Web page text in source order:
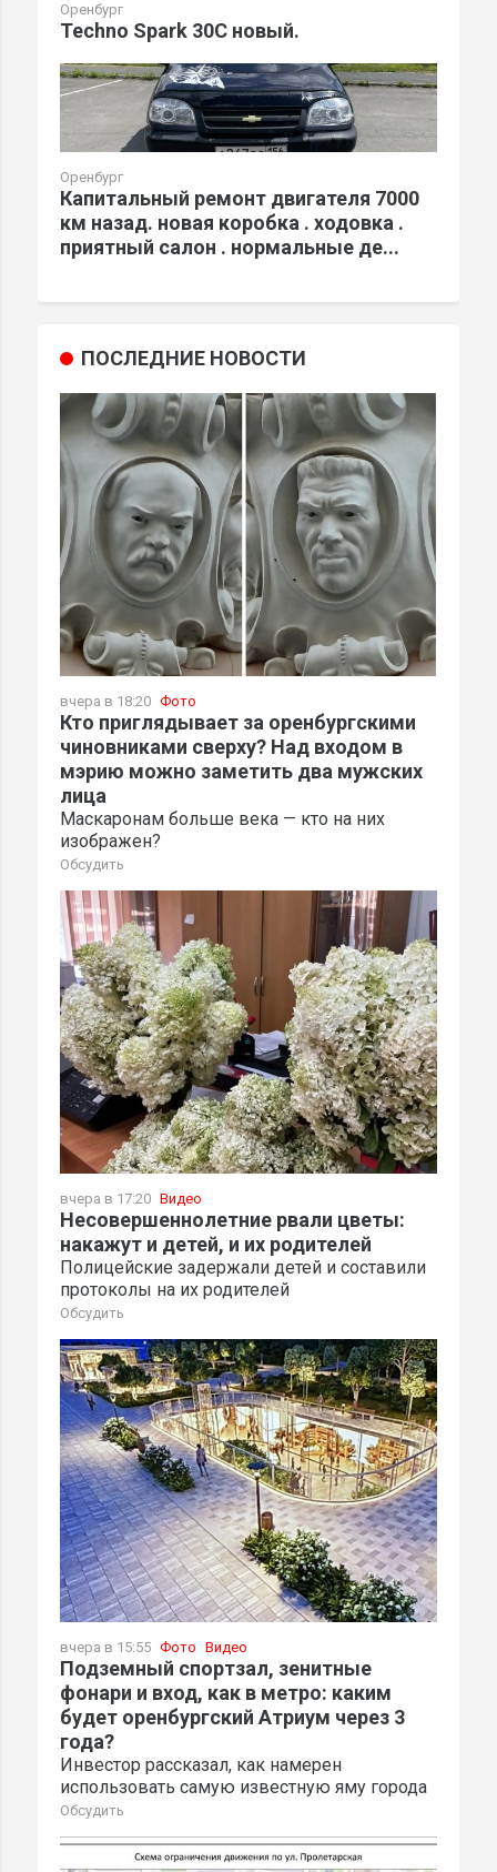
Оренбург
Techno Spark 30C новый.
Оренбург
Капитальный ремонт двигателя 7000
км назад. новая коробка . ходовка .
приятный салон . нормальные де...
ПОСЛЕДНИЕ НОВОСТИ
вчера в 18:20 Фото
Кто приглядывает за оренбургскими
чиновниками сверху? Над входом в
мэрию можно заметить два мужских
лица
Маскаронам больше века — кто на них
изображен?
Обсудить
вчера в 17:20 Видео
Несовершеннолетние рвали цветы:
накажут и детей, и их родителей
Полицейские задержали детей и составили
протоколы на их родителей
Обсудить
вчера в 15:55 Фото Видео
Подземный спортзал, зенитные
фонари и вход, как в метро: каким
будет оренбургский Атриум через 3
года?
Инвестор рассказал, как намерен
использовать самую известную яму города
Обсудить